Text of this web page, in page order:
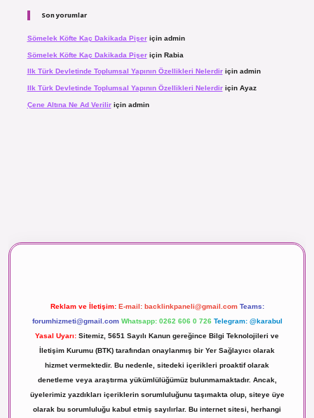
Son yorumlar
Sömelek Köfte Kaç Dakikada Pişeriçin admin
Sömelek Köfte Kaç Dakikada Pişeriçin Rabia
Ilk Türk Devletinde Toplumsal Yapının Özellikleri Nelerdiriçin admin
Ilk Türk Devletinde Toplumsal Yapının Özellikleri Nelerdiriçin Ayaz
Çene Altına Ne Ad Veriliriçin admin
Reklam ve İletişim: E-mail: backlinkpaneli@gmail.com Teams:
forumhizmeti@gmail.com Whatsapp: 0262 606 0 726 Telegram: @karabul
Yasal Uyarı: Sitemiz, 5651 Sayılı Kanun gereğince Bilgi Teknolojileri ve
İletişim Kurumu (BTK) tarafından onaylanmış bir Yer Sağlayıcı olarak
hizmet vermektedir. Bu nedenle, sitedeki içerikleri proaktif olarak
denetleme veya araştırma yükümlülüğümüz bulunmamaktadır. Ancak,
üyelerimiz yazdıkları içeriklerin sorumluluğunu taşımakta olup, siteye üye
olarak bu sorumluluğu kabul etmiş sayılırlar. Bu internet sitesi, herhangi